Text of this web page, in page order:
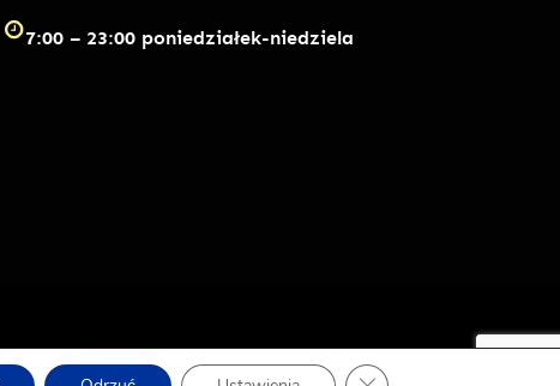
7:00 – 23:00 poniedziałek-niedziela
Zamknij panel